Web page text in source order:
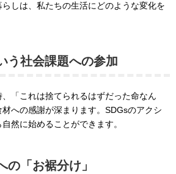
らしは、私たちの生活にどのような変化を
う社会課題への参加
「これは捨てられるはずだった命なん
への感謝が深まります。SDGsのアクシ
然に始めることができます。
「お裾分け」